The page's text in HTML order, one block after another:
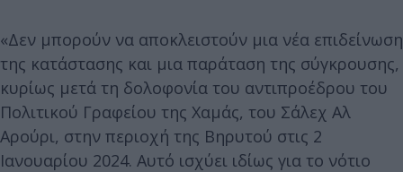
«Δεν μπορούν να αποκλειστούν μια νέα επιδείνωση
της κατάστασης και μια παράταση της σύγκρουσης,
κυρίως μετά τη δολοφονία του αντιπροέδρου του
Πολιτικού Γραφείου της Χαμάς, του Σάλεχ Αλ
Αρούρι, στην περιοχή της Βηρυτού στις 2
Ιανουαρίου 2024. Αυτό ισχύει ιδίως για το νότιο